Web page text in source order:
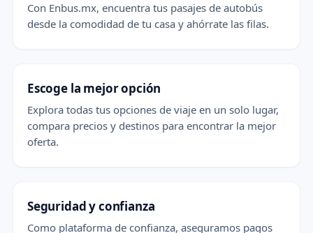
Con Enbus.mx, encuentra tus pasajes de autobús
desde la comodidad de tu casa y ahórrate las filas.
Escoge la mejor opción
Explora todas tus opciones de viaje en un solo lugar,
compara precios y destinos para encontrar la mejor
oferta.
Seguridad y confianza
Como plataforma de confianza, aseguramos pagos